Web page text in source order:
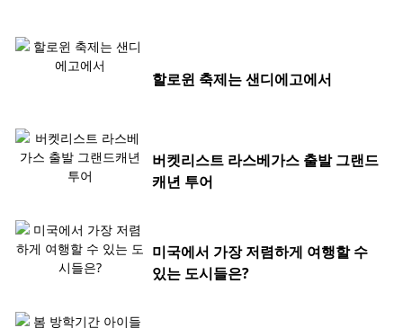
할로윈 축제는 샌디에고에서
버켓리스트 라스베가스 출발 그랜드
캐년 투어
미국에서 가장 저렴하게 여행할 수
있는 도시들은?